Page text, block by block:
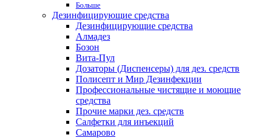
Больше
Дезинфицирующие средства
Дезинфицирующие средства
Алмадез
Бозон
Вита-Пул
Дозаторы (Диспенсеры) для дез. средств
Полисепт и Мир Дезинфекции
Профессиональные чистящие и моющие
средства
Прочие марки дез. средств
Салфетки для инъекций
Самарово